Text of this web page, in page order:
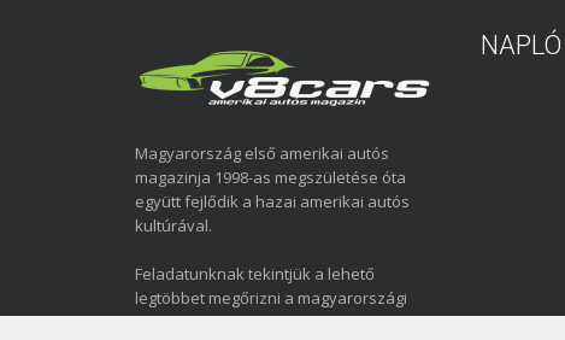
Magyarország első amerikai autós
magazinja 1998-as megszületése óta
együtt fejlődik a hazai amerikai autós
kultúrával.
Feladatunknak tekintjük a lehető
legtöbbet megőrizni a magyarországi
amerikai autózás elmúlt közel három
NAPLÓ